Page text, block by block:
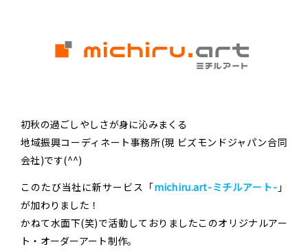
初秋の過ごしやしさが身に沁みまくる
地域振興コーディネート事務所(現 ビズモンドジャパン合同
会社)です(^^)
このたび当社に新サービス「michiru.art-ミチルアート- 」
が加わりました！
かねて水面下(笑)で活動しておりましたこのオリジナルアー
ト・オーダーアート制作。